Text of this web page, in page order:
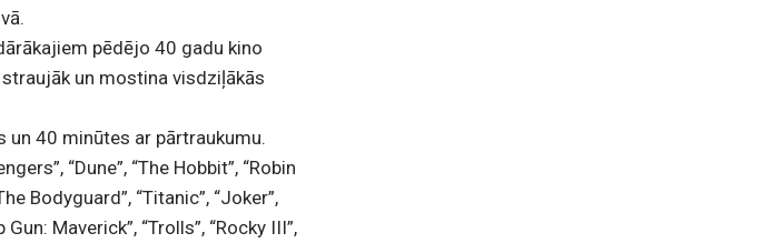
pēdējo 40 gadu kino
un mostina visdziļākās
un 40 minūtes ar pārtraukumu.
“Dune”, “The Hobbit”, “Robin
Bodyguard”, “Titanic”, “Joker”,
Maverick”, “Trolls”, “Rocky III”,